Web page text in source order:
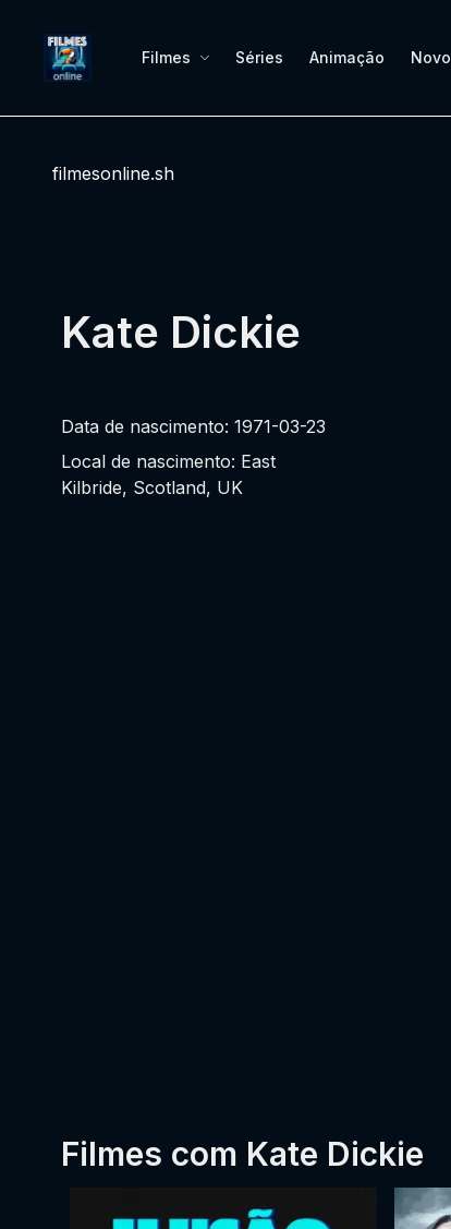
Filmes Séries Animação Novo
filmesonline.sh
Kate Dickie
Data de nascimento: 1971-03-23
Local de nascimento: East
Kilbride, Scotland, UK
Filmes com Kate Dickie